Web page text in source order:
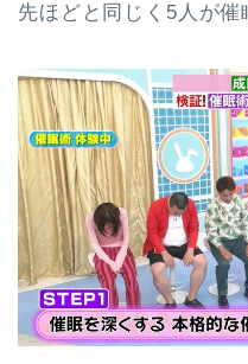
先ほどと同じく5人が